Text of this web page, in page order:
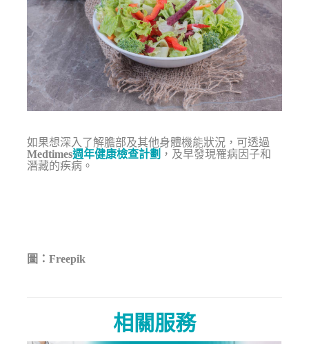
如果想深入了解膽部及其他身體機能狀況，可透過
Medtimes週年健康檢查計劃 ，及早發現罹病因子和
潛藏的疾病。
圖：Freepik
相關服務